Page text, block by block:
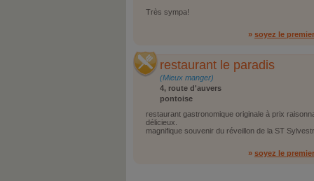
Très sympa!
» soyez le
restaurant le paradis
(Mieux manger)
4, route d'auvers
pontoise
restaurant gastronomique originale à prix
délicieux.
magnifique souvenir du réveillon de la ST
» soyez le